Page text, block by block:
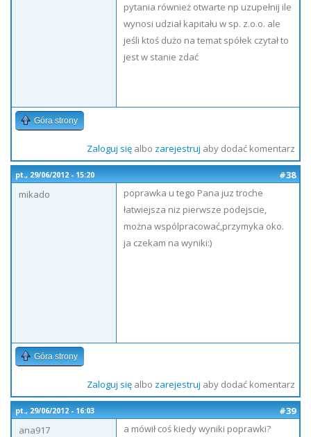
pytania również otwarte np uzupełnij ile
wynosi udział kapitału w sp. z.o.o. ale
jeśli ktoś dużo na temat spółek czytał to
jest w stanie zdać
Góra strony
Zaloguj sięalbo zarejestruj aby dodać komentarz
pt., 29/06/2012 - 15:20
#38
mikado
poprawka u tego Pana juz troche
łatwiejsza niz pierwsze podejscie,
można wspólpracować,przymyka oko.
ja czekam na wyniki:)
Góra strony
Zaloguj sięalbo zarejestruj aby dodać komentarz
pt., 29/06/2012 - 16:03
#39
ana917
a mówił coś kiedy wyniki poprawki?